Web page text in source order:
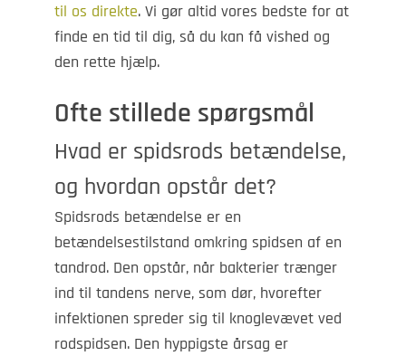
til os direkte. Vi gør altid vores bedste for at
finde en tid til dig, så du kan få vished og
den rette hjælp.
Ofte stillede spørgsmål
Hvad er spidsrods betændelse,
og hvordan opstår det?
Spidsrods betændelse er en
betændelsestilstand omkring spidsen af en
tandrod. Den opstår, når bakterier trænger
ind til tandens nerve, som dør, hvorefter
infektionen spreder sig til knoglevævet ved
rodspidsen. Den hyppigste årsag er